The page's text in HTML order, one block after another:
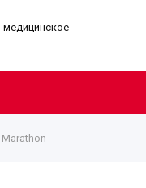
медицинское
Marathon